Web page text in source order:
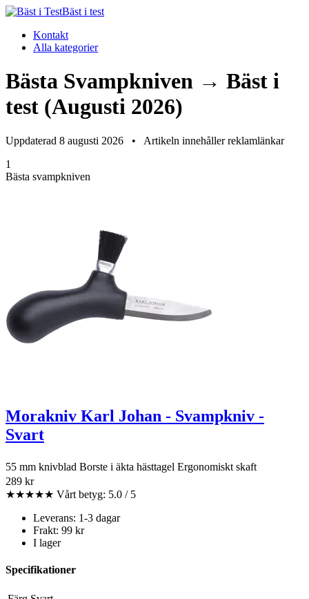
Bäst i test
Kontakt
Alla kategorier
Bästa Svampkniven → Bäst i
test (Augusti 2026)
Uppdaterad 8 augusti 2026 •
Artikeln innehåller reklamlänkar
1
Bästa svampkniven
Morakniv Karl Johan - Svampkniv -
Svart
55 mm knivblad Borste i äkta hästtagel Ergonomiskt skaft
289 kr
★★★★★ Vårt betyg: 5.0 / 5
Leverans: 1-3 dagar
Frakt: 99 kr
I lager
Specifikationer